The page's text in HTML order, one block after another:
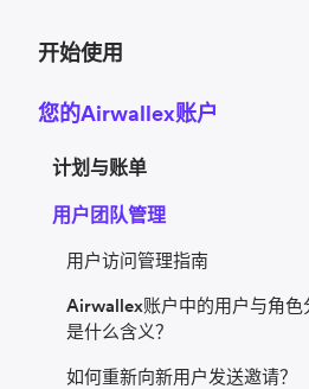
开始使用
您的Airwallex账户
计划与账单
用户团队管理
用户访问管理指南
Airwallex账户中的用户与角色
是什么含义？
如何重新向新用户发送邀请？